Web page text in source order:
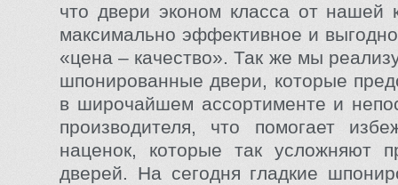
что двери эконом класса от нашей
максимально эффективное и
«цена – качество». Так же мы
шпонированные двери, которые
в широчайшем ассортименте и
производителя, что помогает
наценок, которые так усложняют
дверей. На сегодня гладкие